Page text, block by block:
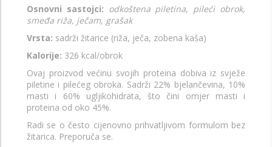
Osnovni sastojci: odkoštena piletina, pileći obrok,
smeđa riža, ječam, grašak
Vrsta: sadrži žitarice (riža, ječa, zobena kaša)
Kalorije: 326 kcal/obrok
Ovaj proizvod većinu svojih proteina dobiva iz svježe
piletine i pilećeg obroka. Sadrži 22% bjelančevina, 10%
masti i 60% ugljikohidrata, što čini omjer masti i
proteina od oko 45%.
Radi se o često cijenovno prihvatljivom formulom bez
žitarica. Preporuča se.